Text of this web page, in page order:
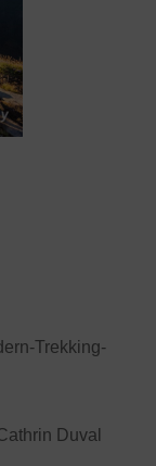
Trekking-
Duval